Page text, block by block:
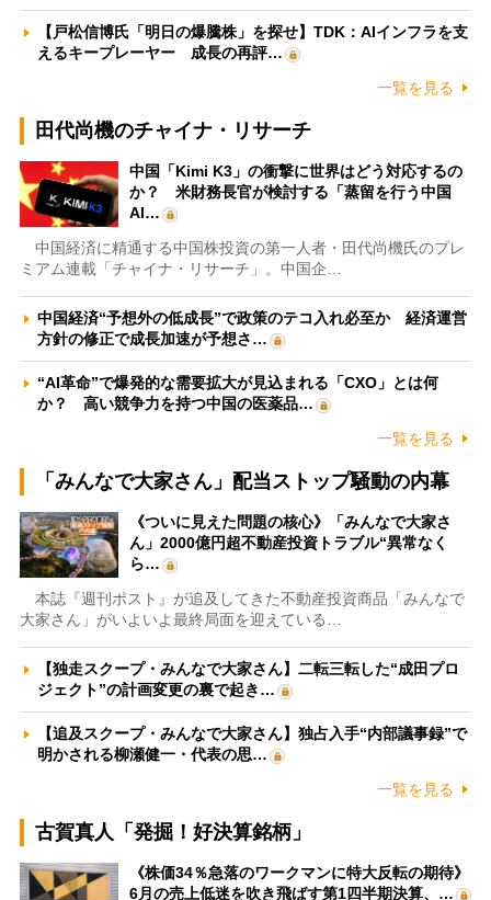
【戸松信博氏「明日の爆騰株」を探せ】TDK：AIインフラを支
えるキープレーヤー 成長の再評…
一覧を見る
田代尚機のチャイナ・リサーチ
中国「Kimi K3」の衝撃に世界はどう対応するの
か？ 米財務長官が検討する「蒸留を行う中国
AI…
中国経済に精通する中国株投資の第一人者・田代尚機氏のプレ
ミアム連載「チャイナ・リサーチ」。中国企…
中国経済“予想外の低成長”で政策のテコ入れ必至か 経済運営
方針の修正で成長加速が予想さ…
“AI革命”で爆発的な需要拡大が見込まれる「CXO」とは何
か？ 高い競争力を持つ中国の医薬品…
一覧を見る
「みんなで大家さん」配当ストップ騒動の内幕
《ついに見えた問題の核心》「みんなで大家さ
ん」2000億円超不動産投資トラブル“異常なく
ら…
本誌『週刊ポスト』が追及してきた不動産投資商品「みんなで
大家さん」がいよいよ最終局面を迎えている…
【独走スクープ・みんなで大家さん】二転三転した“成田プロ
ジェクト”の計画変更の裏で起き…
【追及スクープ・みんなで大家さん】独占入手“内部議事録”で
明かされる柳瀬健一・代表の思…
一覧を見る
古賀真人「発掘！好決算銘柄」
《株価34％急落のワークマンに特大反転の期待》
6月の売上低迷を吹き飛ばす第1四半期決算、…